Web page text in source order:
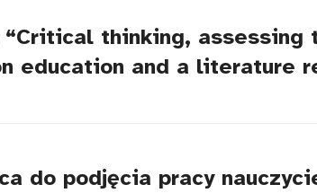
“Critical thinking,
education and a literature
do podjęcia pracy